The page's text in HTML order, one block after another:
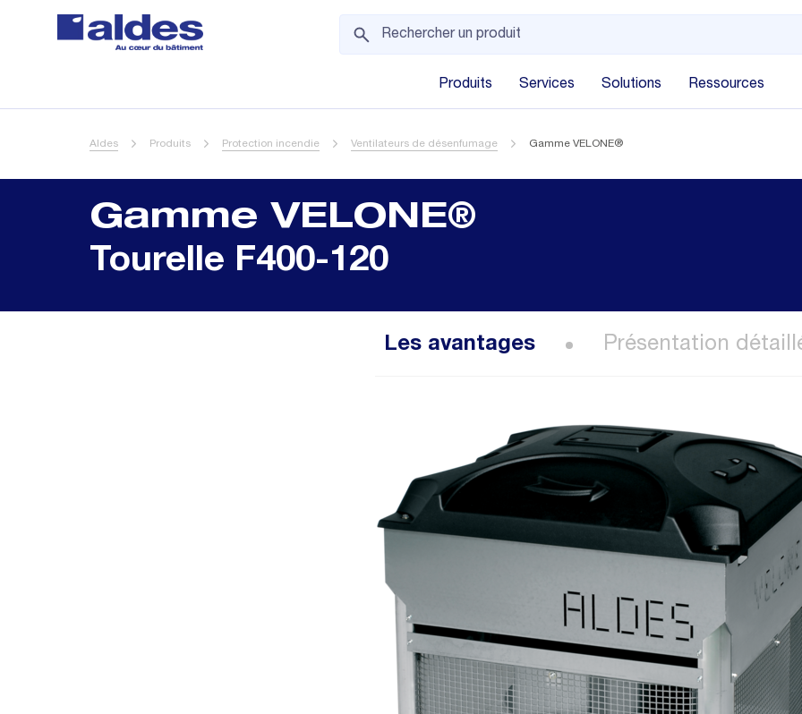
Produits Services Solutions Ressources
Aldes Produits Protection incendie Ventilateurs de désenfumage Gamme VELONE®
Gamme VELONE®
Tourelle F400-120
Les avantages Présentation